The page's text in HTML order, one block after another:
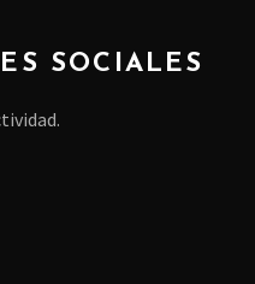
SOCIALES